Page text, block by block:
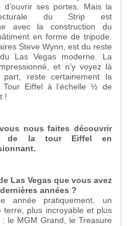
ses portes. Mais la
du Strip est
avec la construction du
en forme de tripode.
Steve Wynn, est du reste
Las Vegas moderne. La
et n’y voyez là
reste certainement la
Tour Eiffel à l’échelle ½ de
!
nous faites découvrir
de la tour Eiffel en
Vegas que vous avez
années ?
année pratiquement, un
terre, plus incroyable et plus
le MGM Grand, le Treasure